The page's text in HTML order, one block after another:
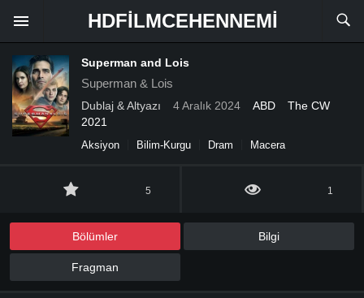
HDFILMCEHENNEMI
Superman and Lois
Superman & Lois
Dublaj & Altyazı 4 Aralık 2024 ABD
The CW
2021
Aksiyon Bilim-Kurgu Dram Macera
5 1
Bölümler Bilgi
Fragman